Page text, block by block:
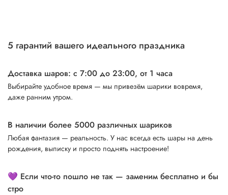
5 гарантий вашего идеального праздника
Доставка шаров: с 7:00 до 23:00, от 1 часа
Выбирайте удобное время — мы привезём шарики вовремя,
даже ранним утром.
В наличии более 5000 различных шариков
Любая фантазия — реальность. У нас всегда есть шары на день
рождения, выписку и просто поднять настроение!
💜 Если что-то пошло не так — заменим бесплатно и бы
стро